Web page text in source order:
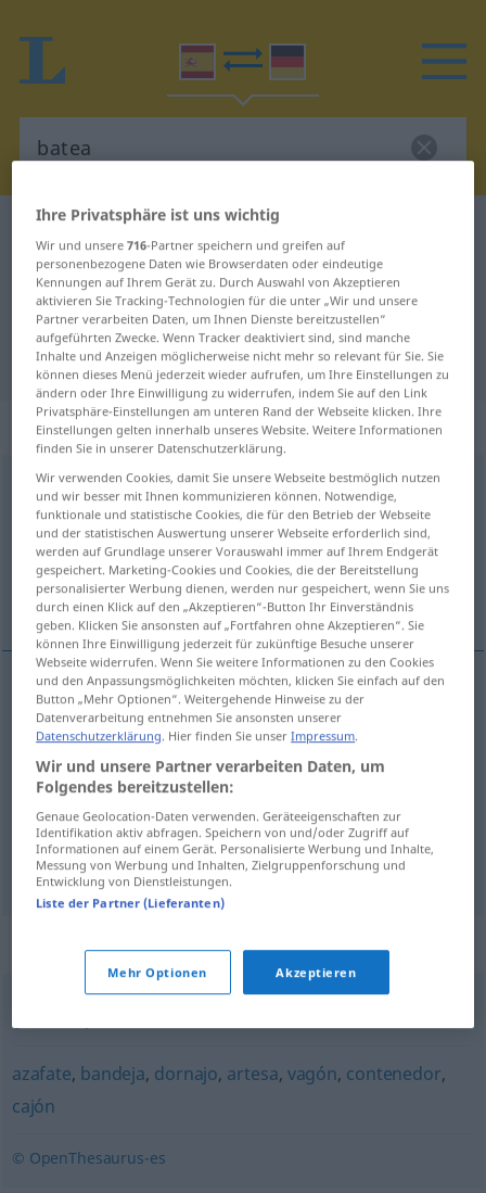
Spanisch-Deutsch Wörterbuch
Spanisch-Deutsch Übersetzung für
"batea"
"batea" Deutsch Übersetzung
„batea“: femenino
batea [baˈtea] f
Übersicht aller Übersetzungen
(Für mehr Details die Übersetzung anklicken/antippen)
Tablett, Plattformwagen, Prahm, Waschtrog
Tablettn batea
Plattformwagenm batea FERR
Prahmm batea MAR
Waschtrogm batea AM
Synonyme für "batea"
azafate, bandeja, dornajo, artesa, vagón, contenedor,
cajón
© OpenThesaurus-es
Ihre Privatsphäre ist uns wichtig
Wir und unsere716-Partner speichern und greifen auf
personenbezogene Daten wie Browserdaten oder eindeutige
Kennungen auf Ihrem Gerät zu. Durch Auswahl von Akzeptieren
aktivieren Sie Tracking-Technologien für die unter „Wir und unsere
Partner verarbeiten Daten, um Ihnen Dienste bereitzustellen“
aufgeführten Zwecke. Wenn Tracker deaktiviert sind, sind manche
Inhalte und Anzeigen möglicherweise nicht mehr so relevant für Sie. Sie
können dieses Menü jederzeit wieder aufrufen, um Ihre Einstellungen zu
ändern oder Ihre Einwilligung zu widerrufen, indem Sie auf den Link
Privatsphäre-Einstellungen am unteren Rand der Webseite klicken. Ihre
Einstellungen gelten innerhalb unseres Website. Weitere Informationen
finden Sie in unserer Datenschutzerklärung.
Wir verwenden Cookies, damit Sie unsere Webseite bestmöglich nutzen
und wir besser mit Ihnen kommunizieren können. Notwendige,
funktionale und statistische Cookies, die für den Betrieb der Webseite
und der statistischen Auswertung unserer Webseite erforderlich sind,
werden auf Grundlage unserer Vorauswahl immer auf Ihrem Endgerät
gespeichert. Marketing-Cookies und Cookies, die der Bereitstellung
personalisierter Werbung dienen, werden nur gespeichert, wenn Sie uns
durch einen Klick auf den „Akzeptieren“-Button Ihr Einverständnis
geben. Klicken Sie ansonsten auf „Fortfahren ohne Akzeptieren“. Sie
können Ihre Einwilligung jederzeit für zukünftige Besuche unserer
Webseite widerrufen. Wenn Sie weitere Informationen zu den Cookies
und den Anpassungsmöglichkeiten möchten, klicken Sie einfach auf den
Button „Mehr Optionen“. Weitergehende Hinweise zu der
Datenverarbeitung entnehmen Sie ansonsten unserer
Datenschutzerklärung. Hier finden Sie unserImpressum.
Wir und unsere Partner verarbeiten Daten, um
Folgendes bereitzustellen:
Genaue Geolocation-Daten verwenden. Geräteeigenschaften zur
Identifikation aktiv abfragen. Speichern von und/oder Zugriff auf
Informationen auf einem Gerät. Personalisierte Werbung und Inhalte,
Messung von Werbung und Inhalten, Zielgruppenforschung und
Entwicklung von Dienstleistungen.
Liste der Partner (Lieferanten)
Mehr Optionen Akzeptieren